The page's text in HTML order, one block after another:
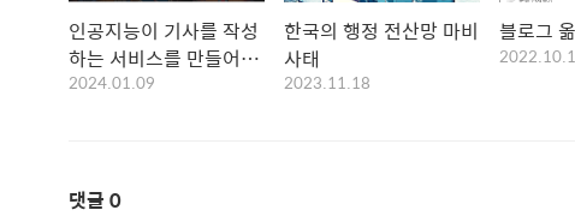
인공지능이 기사를 작성
하는 서비스를 만들어봤
습니다.
2024.01.09
한국의 행정 전산망 마비
사태
2023.11.18
블로그
댓글 0